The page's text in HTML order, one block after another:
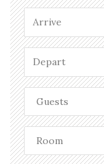
Guests
Room